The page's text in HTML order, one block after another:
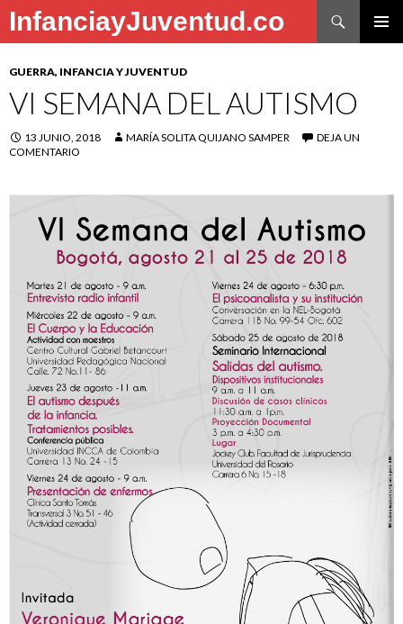
InfanciayJuventud.co
Buscar
CONTENIDO
GUERRA, INFANCIA Y JUVENTUD
VI SEMANA DEL AUTISMO
13 JUNIO, 2018 MARÍA SOLITA QUIJANO SAMPER
DEJA UN
COMENTARIO